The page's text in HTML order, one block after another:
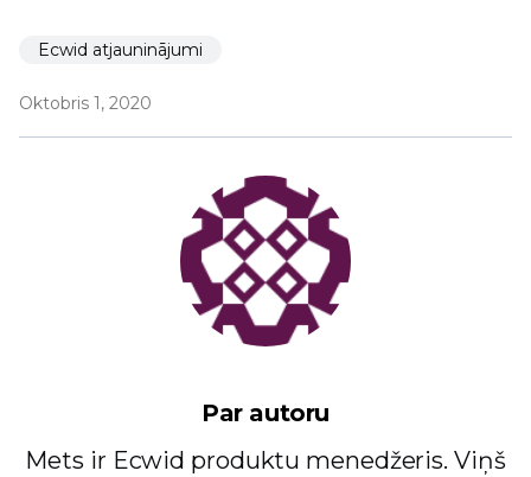
Ecwid atjauninājumi
Oktobris 1, 2020
Par autoru
Mets ir Ecwid produktu menedžeris. Viņš